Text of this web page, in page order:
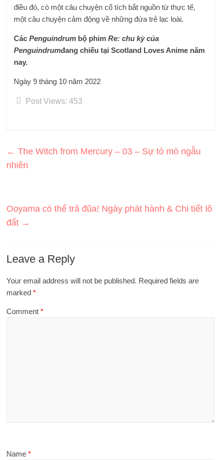
điều đó, có một câu chuyện cổ tích bắt nguồn từ thực tế,
một câu chuyện cảm động về những đứa trẻ lạc loài.
CácPenguindrum bộ phimRe: chu kỳ của
Penguindrumđang chiếu tại Scotland Loves Anime năm
nay.
Ngày 9 tháng 10 năm 2022
Post Views: 453
← The Witch from Mercury – 03 – Sự tò mò ngẫu
nhiên
Ooyama có thể trả đũa! Ngày phát hành & Chi tiết lô
đất →
Leave a Reply
Your email address will not be published. Required fields are
marked*
Comment*
Name*